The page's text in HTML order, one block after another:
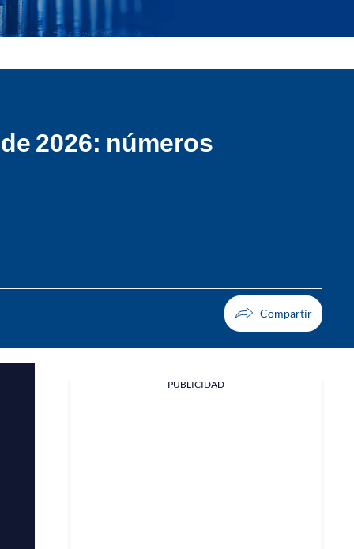
2026: números
PUBLICIDAD